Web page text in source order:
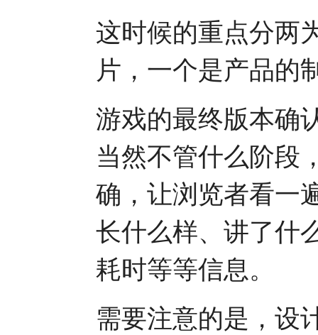
这时候的重点分两
片，一个是产品的
游戏的最终版本确
当然不管什么阶段
确，让浏览者看一
长什么样、讲了什
耗时等等信息。
需要注意的是，设